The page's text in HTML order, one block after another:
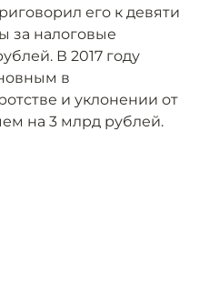
его к девяти
за налоговые
В 2017 году
в
и уклонении от
на 3 млрд рублей.